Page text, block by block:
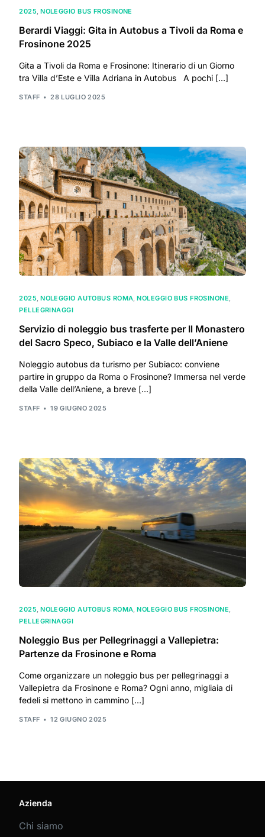
2025,NOLEGGIO BUS FROSINONE
Berardi Viaggi: Gita in Autobus a Tivoli da Roma e
Frosinone 2025
Gita a Tivoli da Roma e Frosinone: Itinerario di un Giorno
tra Villa d’Este e Villa Adriana in Autobus A pochi […]
STAFF 28 LUGLIO 2025
2025,NOLEGGIO AUTOBUS ROMA,NOLEGGIO BUS FROSINONE,
PELLEGRINAGGI
Servizio di noleggio bus trasferte per Il Monastero
del Sacro Speco, Subiaco e la Valle dell’Aniene
Noleggio autobus da turismo per Subiaco: conviene
partire in gruppo da Roma o Frosinone? Immersa nel verde
della Valle dell’Aniene, a breve […]
STAFF 19 GIUGNO 2025
2025,NOLEGGIO AUTOBUS ROMA,NOLEGGIO BUS FROSINONE,
PELLEGRINAGGI
Noleggio Bus per Pellegrinaggi a Vallepietra:
Partenze da Frosinone e Roma
Come organizzare un noleggio bus per pellegrinaggi a
Vallepietra da Frosinone e Roma? Ogni anno, migliaia di
fedeli si mettono in cammino […]
STAFF 12 GIUGNO 2025
Azienda
Chi siamo